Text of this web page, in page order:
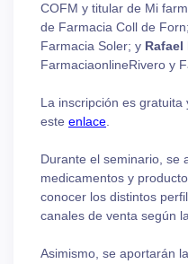
COFM y titular de Mi
de Farmacia Coll de Forn;
Farmacia Soler; y Rafael
FarmaciaonlineRivero y
La inscripción es
este enlace.
Durante el seminario, se
medicamentos y
conocer los distintos
canales de venta según
Asimismo, se aportarán